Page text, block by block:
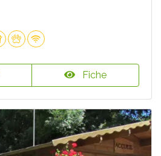
Fiche